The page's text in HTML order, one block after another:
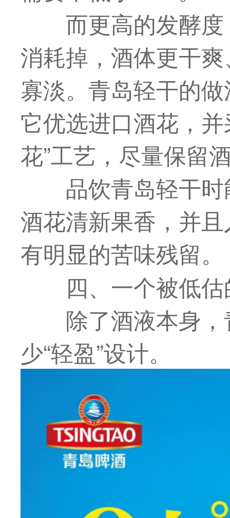
而更高的发酵
消耗掉，酒体更干
寡淡。青岛轻干的
它优选进口酒花，
花”工艺，尽量保留
品饮青岛轻干
酒花清新果香，并
有明显的苦味残留。
四、一个被低
除了酒液本身
少“轻盈”设计。